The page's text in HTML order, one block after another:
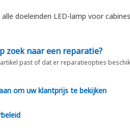
doeleinden LED-lamp voor cabines
zoek naar een reparatie?
past of dat er reparatieopties
om uw klantprijs te bekijken